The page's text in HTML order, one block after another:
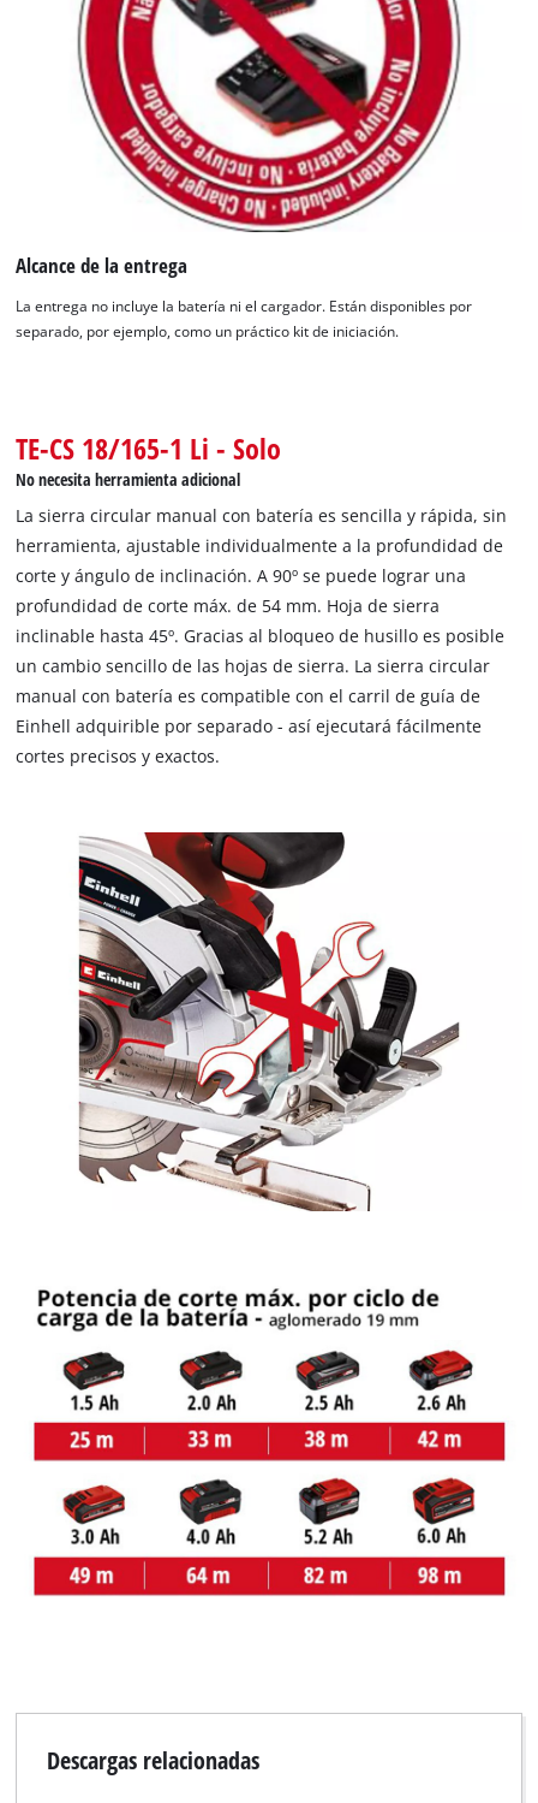
¡Necesitamos su consentimiento para
cargar el servicio Google Maps!
This content is not permitted to load due
to trackers that are not disclosed to the
visitor. The website owner needs to setup
to the list of technologies used.
Alcance de la entrega
La entrega no incluye la batería ni el cargador. Están disponibles por
separado, por ejemplo, como un práctico kit de iniciación.
TE-CS 18/165-1 Li - Solo
No necesita herramienta adicional
La sierra circular manual con batería es sencilla y rápida, sin
herramienta, ajustable individualmente a la profundidad de
corte y ángulo de inclinación. A 90º se puede lograr una
profundidad de corte máx. de 54 mm. Hoja de sierra
inclinable hasta 45º. Gracias al bloqueo de husillo es posible
un cambio sencillo de las hojas de sierra. La sierra circular
manual con batería es compatible con el carril de guía de
Einhell adquirible por separado - así ejecutará fácilmente
cortes precisos y exactos.
Descargas relacionadas